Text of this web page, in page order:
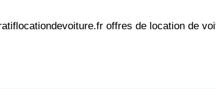
offres de location de